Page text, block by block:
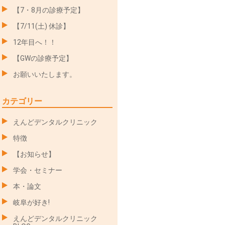
【7・8月の診療予定】
【7/11(土) 休診】
12年目へ！！
【GWの診療予定】
お願いいたします。
カテゴリー
えんどデンタルクリニック
特徴
【お知らせ】
学会・セミナー
本・論文
岐阜が好き!
えんどデンタルクリニック